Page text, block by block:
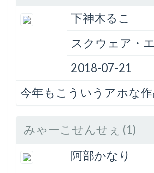
下神木るこ
スクウェア・
2018-07-21
今年もこういうアホな
みゃーこせんせぇ (1)
阿部かなり